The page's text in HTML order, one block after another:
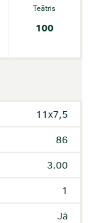
Teātris
100
11x7,5
86
3.00
1
Jā